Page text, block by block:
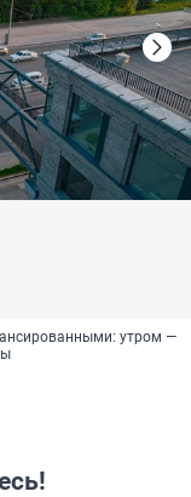
утром —